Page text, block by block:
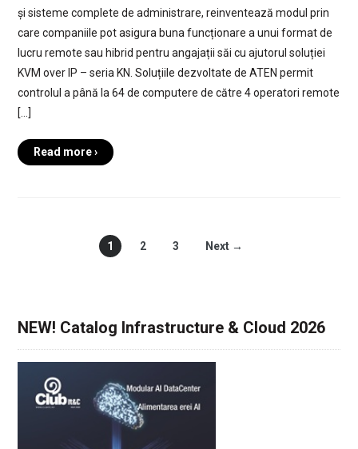
și sisteme complete de administrare, reinventează modul prin
care companiile pot asigura buna funcționare a unui format de
lucru remote sau hibrid pentru angajații săi cu ajutorul soluției
KVM over IP – seria KN. Soluțiile dezvoltate de ATEN permit
controlul a până la 64 de computere de către 4 operatori remote
[…]
Read more ›
1 2 3 Next →
NEW! Catalog Infrastructure & Cloud 2026